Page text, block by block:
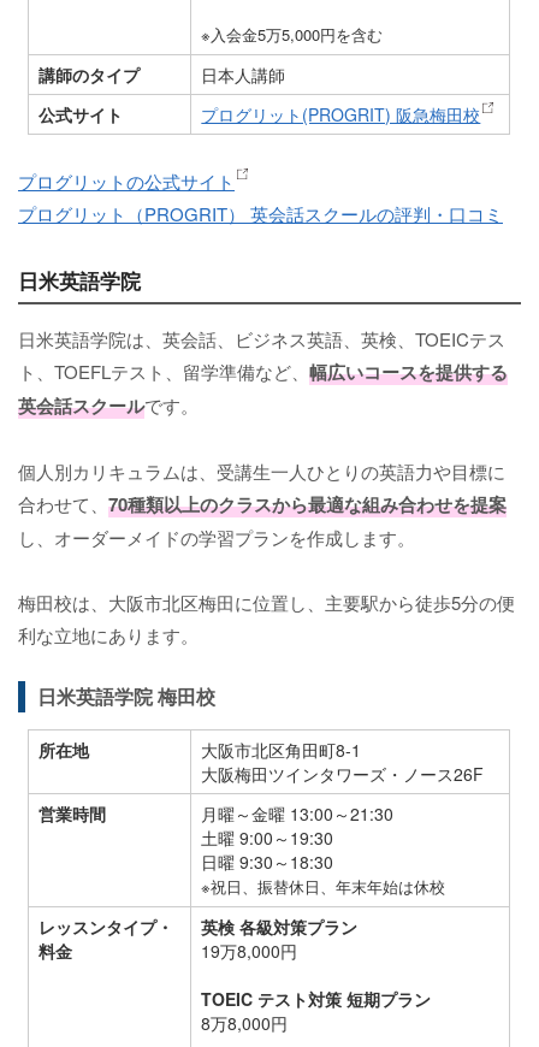
※入会金5万5,000円を含む
講師のタイプ
日本人講師
公式サイト
プログリット(PROGRIT) 阪急梅田校
プログリットの公式サイト
プログリット（PROGRIT） 英会話スクールの評判・口コミ
日米英語学院
日米英語学院は、英会話、ビジネス英語、英検、TOEICテス
ト、TOEFLテスト、留学準備など、 幅広いコースを提供する
英会話スクールです。
個人別カリキュラムは、受講生一人ひとりの英語力や目標に
合わせて、 70種類以上のクラスから最適な組み合わせを提案
し、オーダーメイドの学習プランを作成します。
梅田校は、大阪市北区梅田に位置し、主要駅から徒歩5分の便
利な立地にあります。
日米英語学院 梅田校
所在地
大阪市北区角田町8-1
大阪梅田ツインタワーズ・ノース26F
営業時間
月曜～金曜 13:00～21:30
土曜 9:00～19:30
日曜 9:30～18:30
※祝日、振替休日、年末年始は休校
レッスンタイプ・
料金
英検 各級対策プラン
19万8,000円
TOEIC テスト対策 短期プラン
8万8,000円